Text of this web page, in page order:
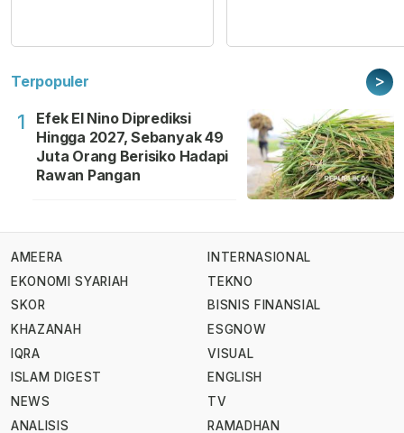
Terpopuler >
1
Efek El Nino Diprediksi
Hingga 2027, Sebanyak 49
Juta Orang Berisiko Hadapi
Rawan Pangan
AMEERA
EKONOMI SYARIAH
SKOR
KHAZANAH
IQRA
ISLAM DIGEST
NEWS
ANALISIS
INTERNASIONAL
TEKNO
BISNIS FINANSIAL
ESGNOW
VISUAL
ENGLISH
TV
RAMADHAN